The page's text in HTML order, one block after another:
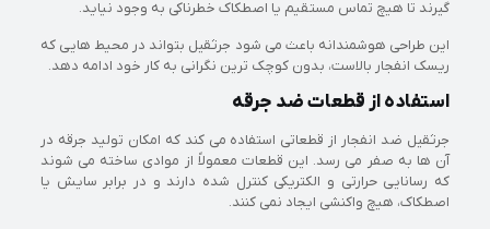
گیرند تا هیچ تماس مستقیم یا اصطکاک خطرناکی به وجود نیاید.
این طراحی هوشمندانه باعث می شود جرثقیل بتواند در محیط هایی که
ریسک انفجار بالاست، بدون کوچک ترین نگرانی به کار خود ادامه دهد.
استفاده از قطعات ضد جرقه
جرثقیل ضد انفجار از قطعاتی استفاده می کند که امکان تولید جرقه در
آن ها به صفر می رسد. این قطعات معمولاً از موادی ساخته می شوند
که رسانایی حرارتی و الکتریکی کنترل شده دارند و در برابر سایش یا
اصطکاک، هیچ واکنشی ایجاد نمی کنند.